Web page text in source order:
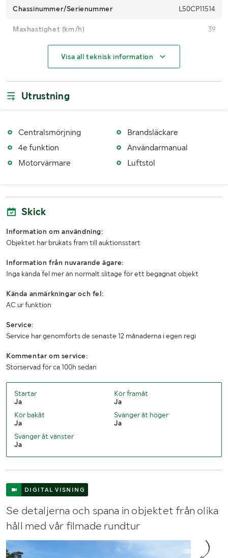
Chassinummer/Serienummer L50CP11514
Maxhastighet (km/h) 39
Motoreffekt (kW/hk) 71 kW / 96 hp
Besiktigad till och med
Körförbud Ja, 2017-04-01
Däckdimension fram
Däckdimension bak
MÅTT OCH VIKT:
Max lastvikt (kg)
Totalvikt (kg)
Visa all teknisk information
Utrustning
Centralsmörjning
4e funktion
Motorvärmare
Brandsläckare
Användarmanual
Luftstol
Skick
Information om användning:
Objektet har brukats fram till auktionsstart
Information från nuvarande ägare:
Inga kända fel mer än normalt slitage för ett begagnat objekt
Kända anmärkningar och fel:
AC ur funktion
Service:
Service har genomförts de senaste 12 månaderna i egen regi
Kommentar om service:
Storservad för ca 100h sedan
Startar
Ja
Kör framåt
Ja
Kör bakåt
Ja
Svänger åt höger
Ja
Svänger åt vänster
Ja
DIGITAL VISNING
Se detaljerna och spana in objektet från olika
håll med vår filmade rundtur